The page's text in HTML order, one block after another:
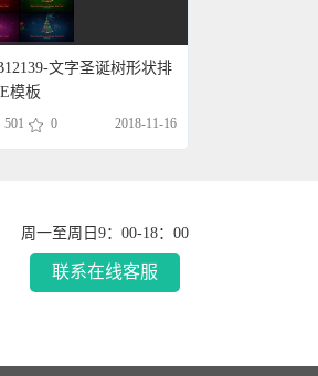
文字圣诞树形状排
模板
501 0 2018-11-16
周一至周日9：00-18：00
联系在线客服